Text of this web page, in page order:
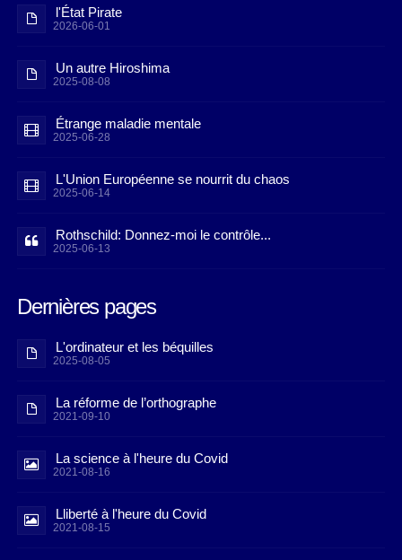
l'État Pirate
2026-06-01
Un autre Hiroshima
2025-08-08
Étrange maladie mentale
2025-06-28
L'Union Européenne se nourrit du chaos
2025-06-14
Rothschild: Donnez-moi le contrôle...
2025-06-13
Dernières pages
L'ordinateur et les béquilles
2025-08-05
La réforme de l’orthographe
2021-09-10
La science à l'heure du Covid
2021-08-16
Lliberté à l'heure du Covid
2021-08-15